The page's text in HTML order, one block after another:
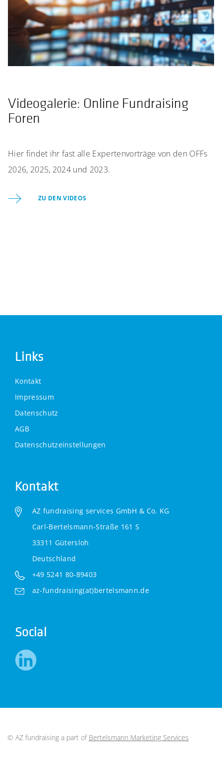
Videogalerie: Online Fundraising
Foren
Hier findet ihr fast alle Expertenvorträge von den OFFs
2026, 2025, 2024 und 2023.
ZU DEN VIDEOS
Links
Kontakt
Impressum
Datenschutz
AGB
Datenschutzeinstellungen
Kontakt
AZ fundraising services GmbH & Co. KG
Carl-Bertelsmann-Straße 161 S
33311 Gütersloh
Deutschland
+49 5241 80-89403
az-fundraising(at)bertelsmann.de
Social
© AZ fundraising a part of Bertelsmann Marketing Services